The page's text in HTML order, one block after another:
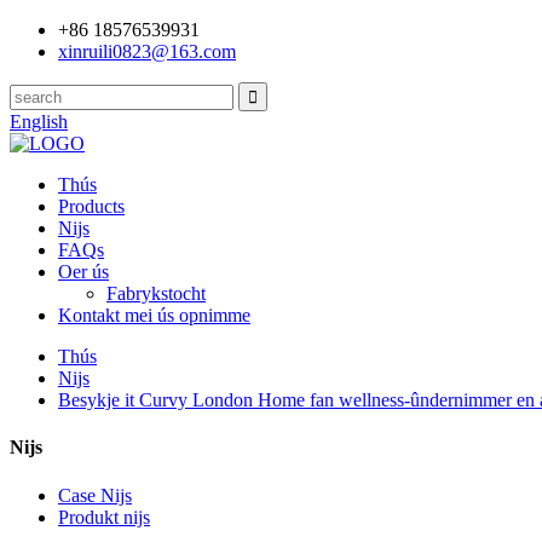
+86 18576539931
xinruili0823@163.com
English
Thús
Products
Nijs
FAQs
Oer ús
Fabrykstocht
Kontakt mei ús opnimme
Thús
Nijs
Besykje it Curvy London Home fan wellness-ûndernimmer en
Nijs
Case Nijs
Produkt nijs